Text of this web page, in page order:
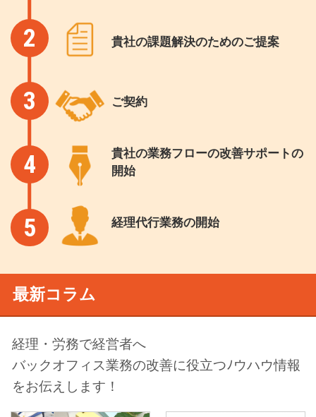
2
3
4
5
貴社の課題解決のためのご提案
ご契約
貴社の業務フローの改善サポートの
開始
経理代行業務の開始
最新コラム
経理・労務で経営者へ
バックオフィス業務の改善に役立つﾉウハウ情報
をお伝えします！